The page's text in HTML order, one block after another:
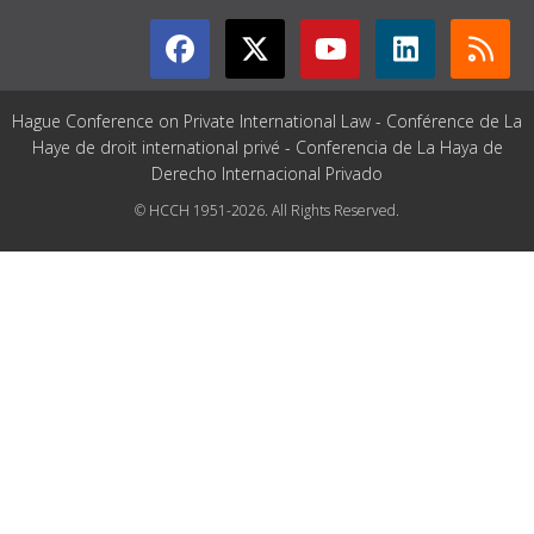
Hague Conference on Private International Law - Conférence de La
Haye de droit international privé - Conferencia de La Haya de
Derecho Internacional Privado
© HCCH 1951-2026. All Rights Reserved.